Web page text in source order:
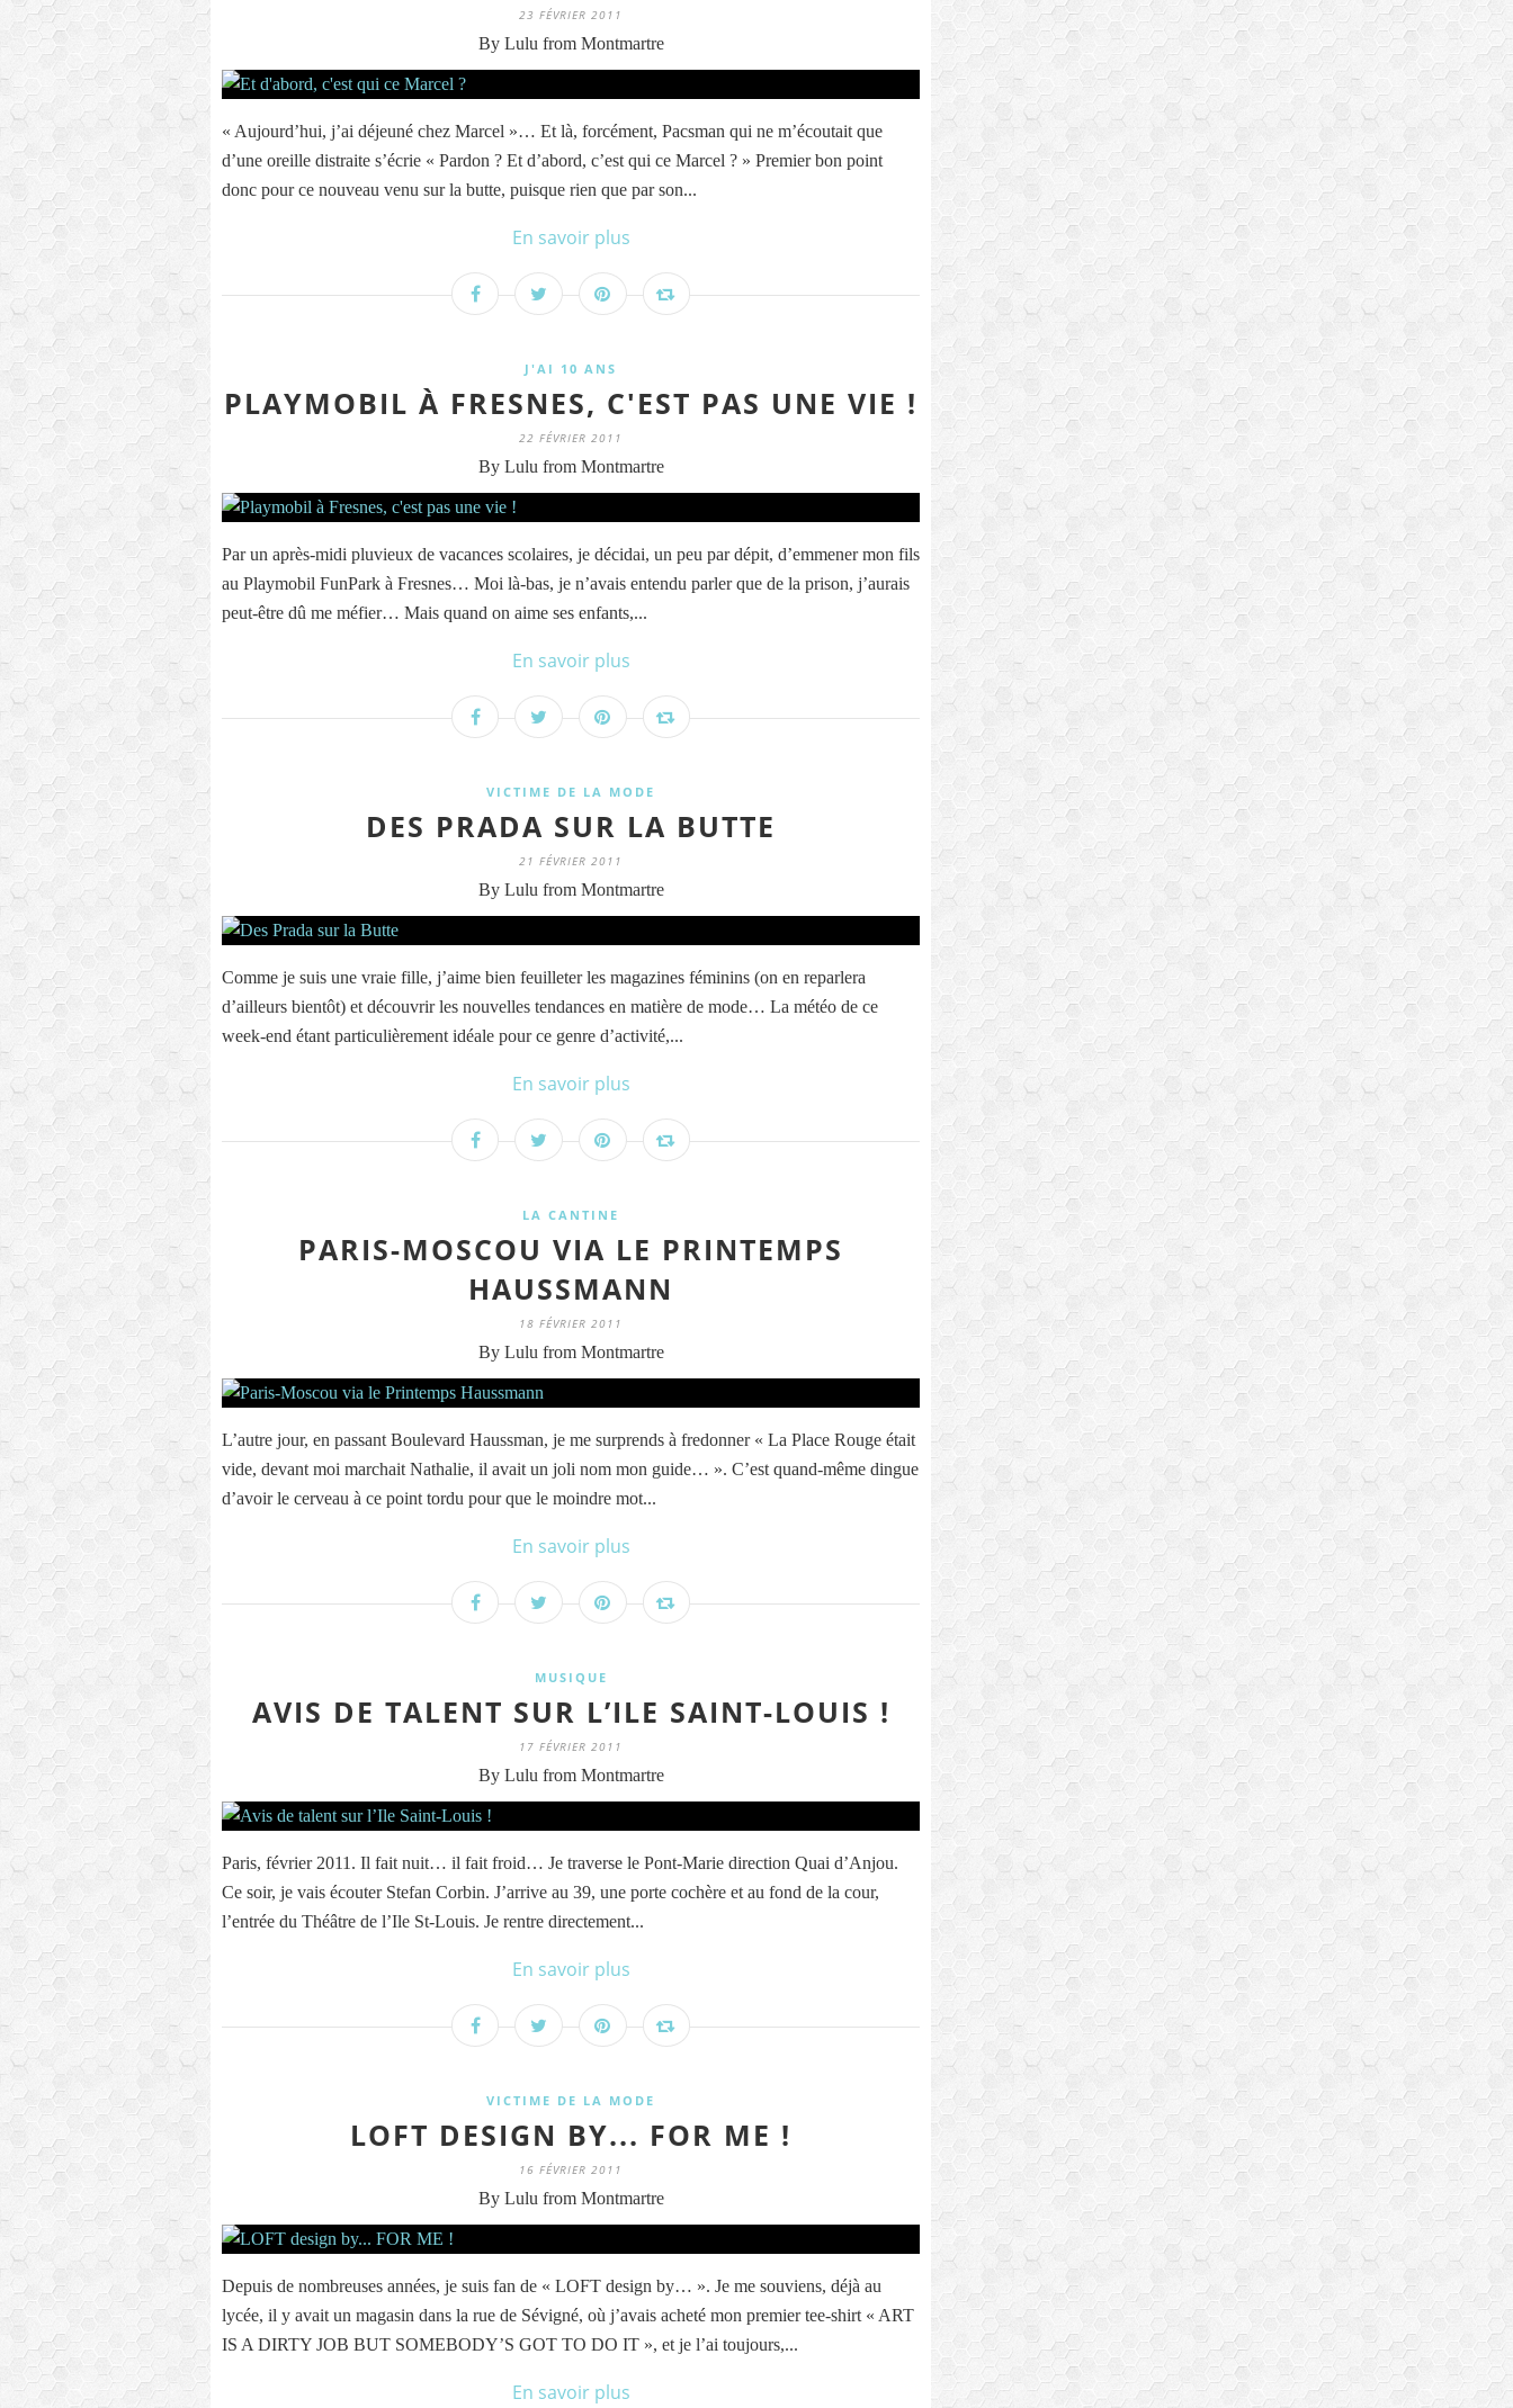
23 FÉVRIER 2011
By Lulu from Montmartre
« Aujourd’hui, j’ai déjeuné chez Marcel »… Et là, forcément, Pacsman qui ne m’écoutait que
d’une oreille distraite s’écrie « Pardon ? Et d’abord, c’est qui ce Marcel ? » Premier bon point
donc pour ce nouveau venu sur la butte, puisque rien que par son...
En savoir plus
J'AI 10 ANS
PLAYMOBIL À FRESNES, C'EST PAS UNE VIE !
22 FÉVRIER 2011
By Lulu from Montmartre
Par un après-midi pluvieux de vacances scolaires, je décidai, un peu par dépit, d’emmener mon fils
au Playmobil FunPark à Fresnes… Moi là-bas, je n’avais entendu parler que de la prison, j’aurais
peut-être dû me méfier… Mais quand on aime ses enfants,...
En savoir plus
VICTIME DE LA MODE
DES PRADA SUR LA BUTTE
21 FÉVRIER 2011
By Lulu from Montmartre
Comme je suis une vraie fille, j’aime bien feuilleter les magazines féminins (on en reparlera
d’ailleurs bientôt) et découvrir les nouvelles tendances en matière de mode… La météo de ce
week-end étant particulièrement idéale pour ce genre d’activité,...
En savoir plus
LA CANTINE
PARIS-MOSCOU VIA LE PRINTEMPS
HAUSSMANN
18 FÉVRIER 2011
By Lulu from Montmartre
L’autre jour, en passant Boulevard Haussman, je me surprends à fredonner « La Place Rouge était
vide, devant moi marchait Nathalie, il avait un joli nom mon guide… ». C’est quand-même dingue
d’avoir le cerveau à ce point tordu pour que le moindre mot...
En savoir plus
MUSIQUE
AVIS DE TALENT SUR L’ILE SAINT-LOUIS !
17 FÉVRIER 2011
By Lulu from Montmartre
Paris, février 2011. Il fait nuit… il fait froid… Je traverse le Pont-Marie direction Quai d’Anjou.
Ce soir, je vais écouter Stefan Corbin. J’arrive au 39, une porte cochère et au fond de la cour,
l’entrée du Théâtre de l’Ile St-Louis. Je rentre directement...
En savoir plus
VICTIME DE LA MODE
LOFT DESIGN BY... FOR ME !
16 FÉVRIER 2011
By Lulu from Montmartre
Depuis de nombreuses années, je suis fan de « LOFT design by… ». Je me souviens, déjà au
lycée, il y avait un magasin dans la rue de Sévigné, où j’avais acheté mon premier tee-shirt « ART
IS A DIRTY JOB BUT SOMEBODY’S GOT TO DO IT », et je l’ai toujours,...
En savoir plus